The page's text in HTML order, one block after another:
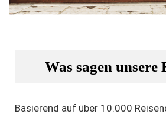
Was sagen unsere
Basierend auf über 10.000